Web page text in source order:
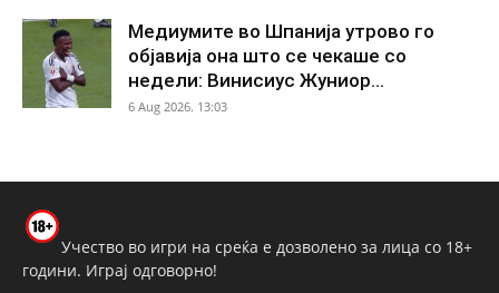
Медиумите во Шпанија утрово го
објавија она што се чекаше со
недели: Винисиус Жуниор...
6 Aug 2026. 13:03
Учество во игри на среќа е дозволено за лица со 18+
години. Играј одговорно!